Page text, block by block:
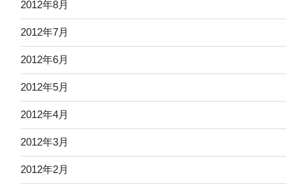
2012年8月
2012年7月
2012年6月
2012年5月
2012年4月
2012年3月
2012年2月